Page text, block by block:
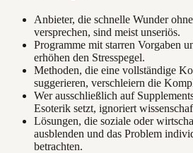
Anbieter, die schnelle Wunder
versprechen, sind meist unseriös.
Programme mit starren Vorgaben
erhöhen den Stresspegel.
Methoden, die eine vollständige
suggerieren, verschleiern die
Wer ausschließlich auf
Esoterik setzt, ignoriert
Lösungen, die soziale oder
ausblenden und das Problem
betrachten.